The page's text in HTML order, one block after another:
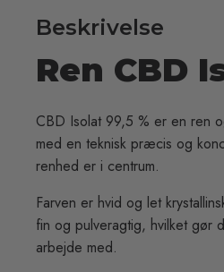
Beskrivelse
Ren CBD
CBD Isolat 99,5 % er en ren
med en teknisk præcis og
renhed er i centrum.
Farven er hvid og let
fin og pulveragtig, hvilket gør
arbejde med.